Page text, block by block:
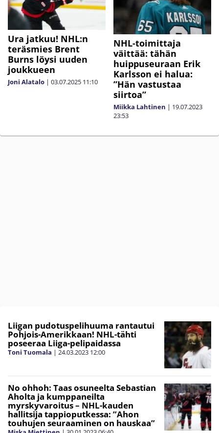
Ura jatkuu! NHL:n
teräsmies Brent
Burns löysi uuden
joukkueen
Joni Alatalo | 03.07.2025 11:10
NHL-toimittaja
väittää: tähän
huippuseuraan Erik
Karlsson ei halua:
”Hän vastustaa
siirtoa”
Miikka Lahtinen | 19.07.2023
23:53
Liigan pudotuspelihuuma rantautui
Pohjois-Amerikkaan! NHL-tähti
poseeraa Liiga-pelipaidassa
Toni Tuomala | 24.03.2023 12:00
No ohhoh: Taas osuneelta Sebastian
Aholta ja kumppaneilta
myrskyvaroitus – NHL-kauden
hallitsija tappioputkessa: ”Ahon
touhujen seuraaminen on hauskaa”